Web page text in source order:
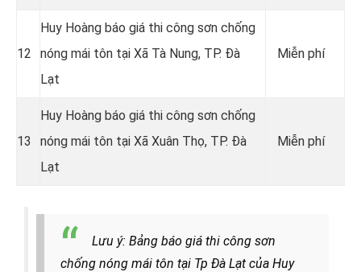
12
Huy Hoàng báo giá thi công sơn chống
nóng mái tôn tại Xã Tà Nung, TP. Đà
Lạt
Miễn phí
13
Huy Hoàng báo giá thi công sơn chống
nóng mái tôn tại Xã Xuân Thọ, TP. Đà
Lạt
Miễn phí
Lưu ý: Bảng báo giá thi công sơn
chống nóng mái tôn tại Tp Đà Lạt của Huy